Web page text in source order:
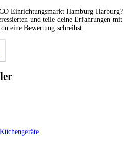
Einrichtungsmarkt Hamburg-Harburg?
und teile deine Erfahrungen mit
eine Bewertung schreibst.